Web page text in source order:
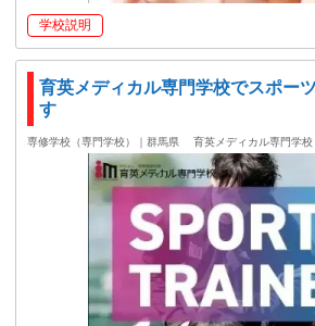
学校説明
育英メディカル専門学校でスポー
す
専修学校（専門学校）｜群馬県 育英メディカル専門学校